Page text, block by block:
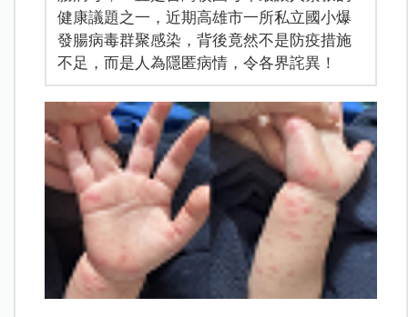
健康議題之一，近期高雄市一所私立國小爆
發腸病毒群聚感染，背後竟然不是防疫措施
不足，而是人為隱匿病情，令各界詫異！